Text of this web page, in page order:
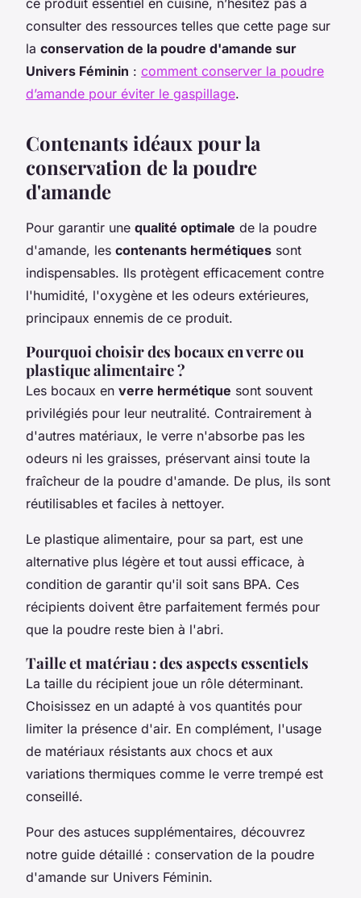
consulter des ressources telles que cette page sur
la conservation de la poudre d'amande sur
Univers Féminin : comment conserver la poudre
d’amande pour éviter le gaspillage.
Contenants idéaux pour la
conservation de la poudre
d'amande
Pour garantir une qualité optimale de la poudre
d'amande, les contenants hermétiques sont
indispensables. Ils protègent efficacement contre
l'humidité, l'oxygène et les odeurs extérieures,
principaux ennemis de ce produit.
Pourquoi choisir des bocaux en verre ou
plastique alimentaire ?
Les bocaux en verre hermétique sont souvent
privilégiés pour leur neutralité. Contrairement à
d'autres matériaux, le verre n'absorbe pas les
odeurs ni les graisses, préservant ainsi toute la
fraîcheur de la poudre d'amande. De plus, ils sont
réutilisables et faciles à nettoyer.
Le plastique alimentaire, pour sa part, est une
alternative plus légère et tout aussi efficace, à
condition de garantir qu'il soit sans BPA. Ces
récipients doivent être parfaitement fermés pour
que la poudre reste bien à l'abri.
Taille et matériau : des aspects essentiels
La taille du récipient joue un rôle déterminant.
Choisissez en un adapté à vos quantités pour
limiter la présence d'air. En complément, l'usage
de matériaux résistants aux chocs et aux
variations thermiques comme le verre trempé est
conseillé.
Pour des astuces supplémentaires, découvrez
notre guide détaillé : conservation de la poudre
d'amande sur Univers Féminin.